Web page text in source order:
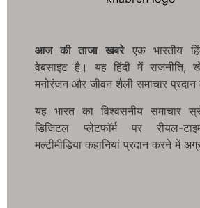
आज की ताजा खबरेएक भारतीय
वेबसाइट है। यह हिंदी में राजनीति,
मनोरंजन और जीवन शैली समाचार प्रदान
यह भारत का विश्वसनीय समाचार
डिजिटल प्लेटफॉर्म पर रीयल-
मल्टीमीडिया कहानियां प्रदान करने में